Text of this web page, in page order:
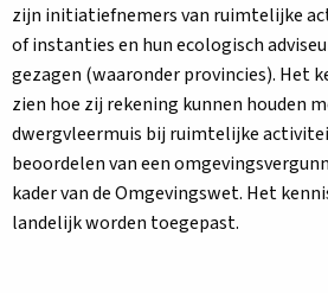
zijn initiatiefnemers van ruimtelijke
of instanties en hun ecologisch
gezagen (waaronder provincies). Het
zien hoe zij rekening kunnen houden
dwergvleermuis bij ruimtelijke
beoordelen van een
kader van de Omgevingswet. Het
landelijk worden toegepast.